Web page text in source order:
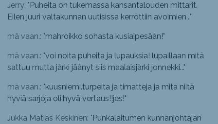
Jerry: " Puheita on tukemassa kansantalouden mittarit.
Eilen juuri valtakunnan uutisissa kerrottiin avoimien..."
mä vaan.: "mahroikko sohasta kusiaipesään!"
mä vaan.: "voi noita puheita ja lupauksia! lupaillaan mitä
sattuu mutta järki jäänyt siis maalaisjärki jonnekki..."
mä vaan.: "kuusniemi.turpeita ja timatteja ja mitä niitä
hyviä sarjoja oli,hyvä vertaus!!jes!"
Jukka Matias Keskinen: " Punkalaitumen kunnanjohtajan